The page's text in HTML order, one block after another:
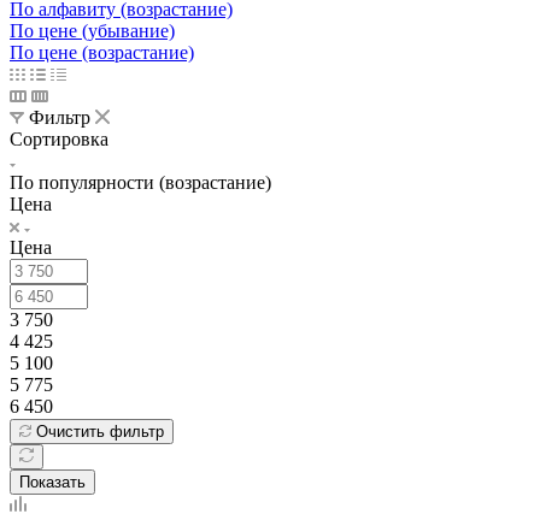
По алфавиту (возрастание)
По цене (убывание)
По цене (возрастание)
Фильтр
Сортировка
По популярности (возрастание)
Цена
Цена
3 750
4 425
5 100
5 775
6 450
Очистить фильтр
Показать